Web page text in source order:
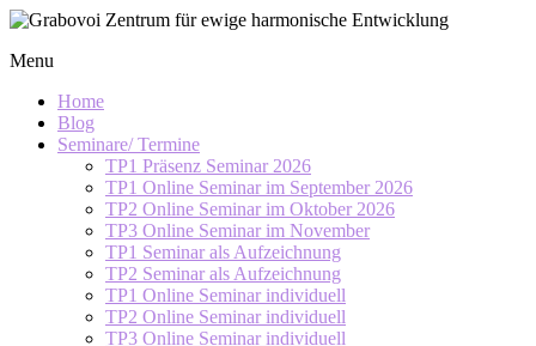
Skip
content
Zentrum
ewige
harmonische
Entwicklung
Menu
Home
Blog
Seminare/ Termine
TP1 Präsenz Seminar 2026
TP1 Online Seminar im September 2026
TP2 Online Seminar im Oktober 2026
TP3 Online Seminar im November
TP1 Seminar als Aufzeichnung
TP2 Seminar als Aufzeichnung
TP1 Online Seminar individuell
TP2 Online Seminar individuell
TP3 Online Seminar individuell